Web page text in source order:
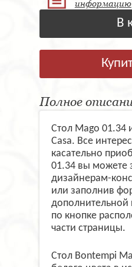
информацию
В
Полное
Стол Mago 01.34
Casa. Все
касательно
01.34 вы можете
дизайнерам-
или заполнив
по кнопке
части страницы.
Стол Bontempi